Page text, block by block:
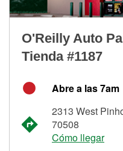
O'Reilly Auto
Tienda #1187
Abre a las 7am
2313 West
70508
Cómo llegar